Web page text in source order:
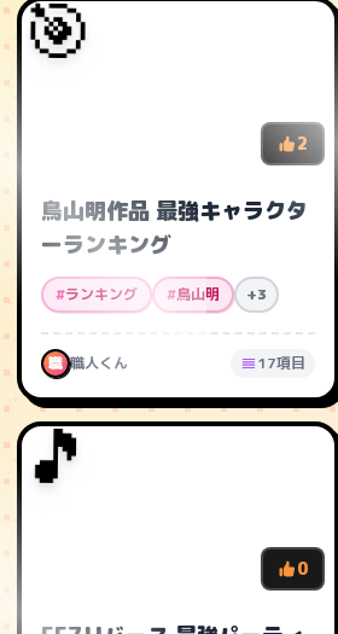
🎯
2
鳥山明作品 最強キャラクタ
ーランキング
#ランキング #鳥山明 +3
職 職人くん 17項目
🎵
0